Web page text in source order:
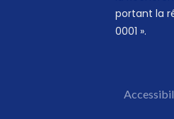
portant la
0001 ».